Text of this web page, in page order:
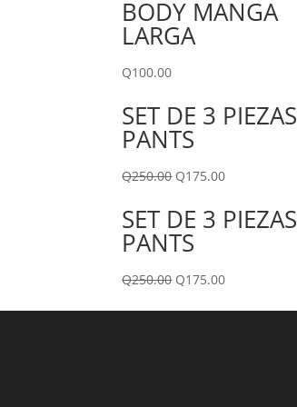
BODY MANGA
LARGA
Q100.00
SET DE 3 PIEZAS
PANTS
Q250.00 Q175.00
SET DE 3 PIEZAS
PANTS
Q250.00 Q175.00